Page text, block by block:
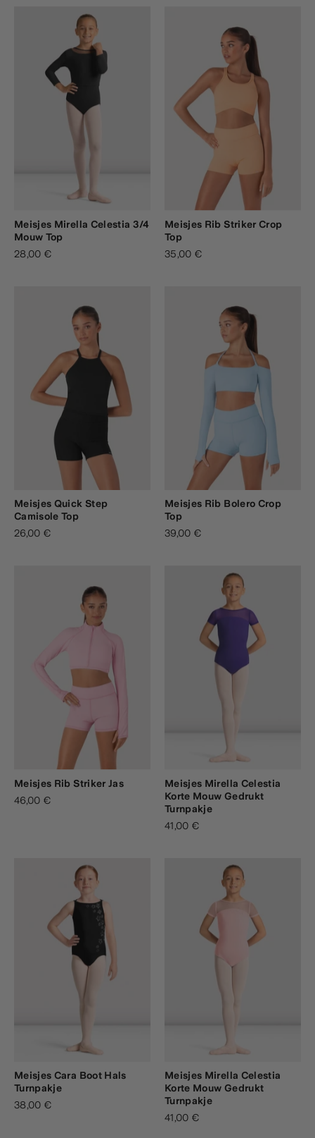
Meisjes Mirella Celestia 3/4
Mouw Top
28,00 €
Meisjes Rib Striker Crop
Top
35,00 €
Meisjes Quick Step
Camisole Top
26,00 €
Meisjes Rib Bolero Crop
Top
39,00 €
Meisjes Rib Striker Jas
46,00 €
Meisjes Mirella Celestia
Korte Mouw Gedrukt
Turnpakje
41,00 €
Meisjes Cara Boot Hals
Turnpakje
38,00 €
Meisjes Mirella Celestia
Korte Mouw Gedrukt
Turnpakje
41,00 €